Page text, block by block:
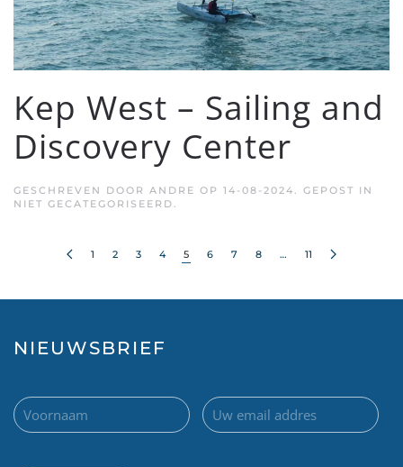
Kep West – Sailing and
Discovery Center
GESCHREVEN DOOR ANDRE OP 14-08-2024
. GEPOST IN
NIET GECATEGORISEERD.
1 2 3 4 5 6 7 8 … 11
NIEUWSBRIEF